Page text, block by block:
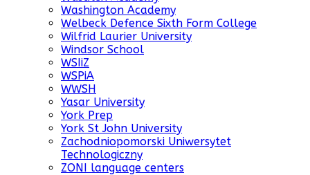
Washington Academy
Welbeck Defence Sixth Form College
Wilfrid Laurier University
Windsor School
WSIiZ
WSPiA
WWSH
Yasar University
York Prep
York St John University
Zachodniopomorski Uniwersytet
Technologiczny
ZONI language centers